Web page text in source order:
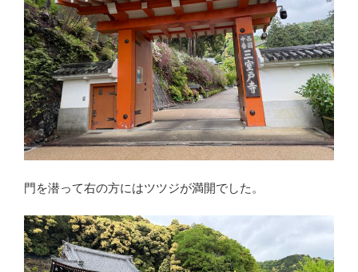
門を潜って右の方にはツツジが満開でした。